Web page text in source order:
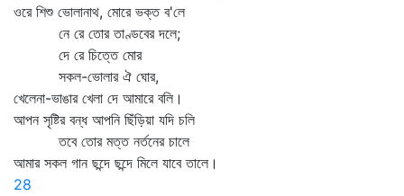
ওরে শিশু ভোলানাথ, মোরে ভক্ত ব'লে
নে রে তোর তাণ্ডবের দলে;
দে রে চিত্তে মোর
সকল-ভোলার ঐ ঘোর,
খেলেনা-ভাঙার খেলা দে আমারে বলি।
আপন সৃষ্টির বন্ধ আপনি ছিঁড়িয়া যদি চলি
তবে তোর মত্ত নর্তনের চালে
আমার সকল গান ছন্দে ছন্দে মিলে যাবে তালে।
28